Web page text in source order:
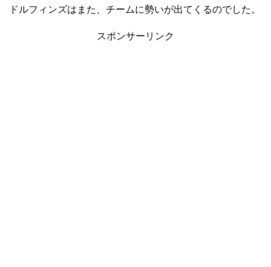
ドルフィンズはまた、チームに勢いが出てくるのでした。
スポンサーリンク